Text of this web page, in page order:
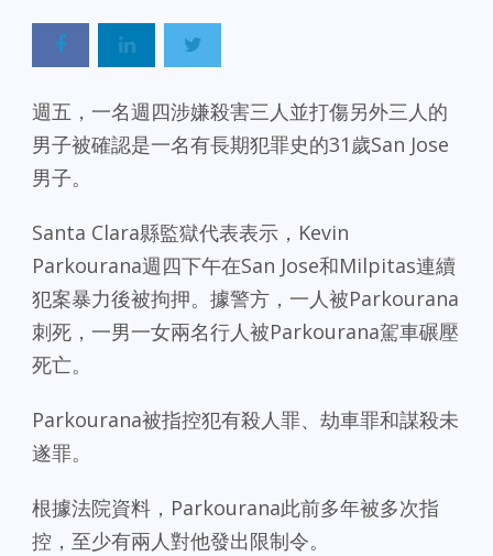
週五，一名週四涉嫌殺害三人並打傷另外三人的
男子被確認是一名有長期犯罪史的31歲San Jose
男子。
Santa Clara縣監獄代表表示，Kevin
Parkourana週四下午在San Jose和Milpitas連續
犯案暴力後被拘押。據警方，一人被Parkourana
刺死，一男一女兩名行人被Parkourana駕車碾壓
死亡。
Parkourana被指控犯有殺人罪、劫車罪和謀殺未
遂罪。
根據法院資料，Parkourana此前多年被多次指
控，至少有兩人對他發出限制令。